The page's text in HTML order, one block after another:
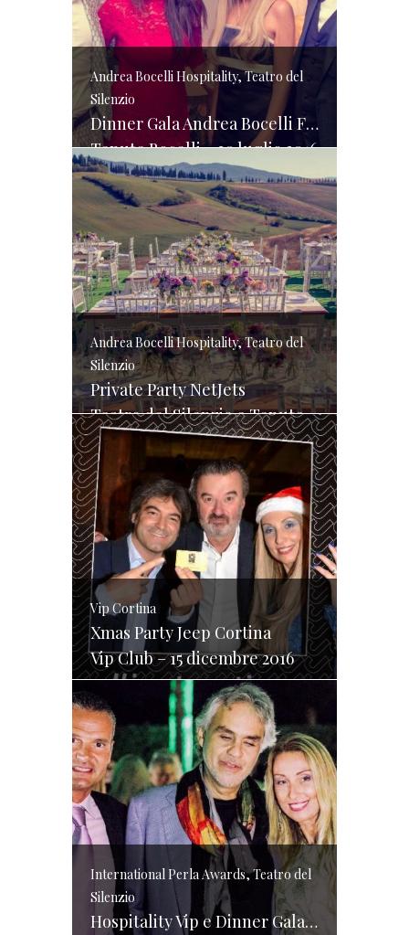
Andrea Bocelli Hospitality, Teatro del
Silenzio
Dinner Gala Andrea Bocelli Foundation
Tenute Bocelli – 30 luglio 2016
Andrea Bocelli Hospitality, Teatro del
Silenzio
Private Party NetJets
Teatro del Silenzio e Tenute Bocelli
Vip Cortina
Xmas Party Jeep Cortina
Vip Club – 15 dicembre 2016
International Perla Awards, Teatro del
Silenzio
Hospitality Vip e Dinner Gala Andrea Bocelli